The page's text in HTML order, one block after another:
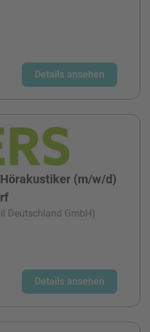
Details ansehen
(m/w/d)
Deutschland GmbH)
Details ansehen